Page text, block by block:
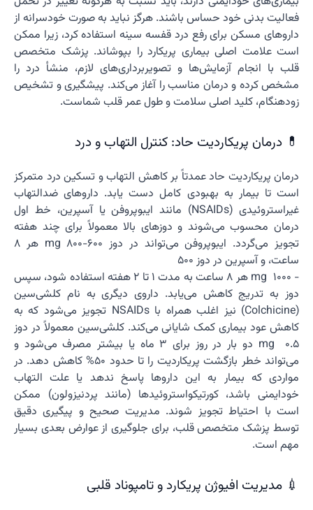
فعالیت بدنی خود حساس باشند. هرگز نباید به صورت خودسرانه از
داروهای مسکن برای رفع درد قفسه سینه استفاده کرد، زیرا ممکن
است علامت اصلی بیماری پریکارد را بپوشاند. پزشک متخصص
قلب با انجام آزمایش‌ها و تصویربرداری‌های لازم، منشأ درد را
مشخص کرده و درمان مناسب را آغاز می‌کند. پیشگیری و تشخیص
زودهنگام، کلید اصلی سلامت و طول عمر قلب شماست.
💊 درمان پریکاردیت حاد: کنترل التهاب و درد
درمان پریکاردیت حاد عمدتاً بر کاهش التهاب و تسکین درد متمرکز
است تا بیمار به بهبودی کامل دست یابد. داروهای ضدالتهاب
غیراستروئیدی (NSAIDs) مانند ایبوپروفن یا آسپرین، خط اول
درمان محسوب می‌شوند و دوزهای بالا معمولاً برای چند هفته
تجویز می‌گردد. ایبوپروفن می‌تواند در دوز 600−800 mg هر ۸
ساعت، و آسپرین در دوز 500
− 1000 mg هر ۸ ساعت به مدت ۱ تا ۲ هفته استفاده شود، سپس
دوز به تدریج کاهش می‌یابد. داروی دیگری به نام کلشی‌سین
(Colchicine) نیز اغلب همراه با NSAIDs تجویز می‌شود که به
کاهش عود بیماری کمک شایانی می‌کند. کلشی‌سین معمولاً در دوز
0.5 mg دو بار در روز برای ۳ ماه یا بیشتر مصرف می‌شود و
می‌تواند خطر بازگشت پریکاردیت را تا حدود 50% کاهش دهد. در
مواردی که بیمار به این داروها پاسخ ندهد یا علت التهاب
خودایمنی باشد، کورتیکواستروئیدها (مانند پردنیزولون) ممکن
است با احتیاط تجویز شوند. مدیریت صحیح و پیگیری دقیق
توسط پزشک متخصص قلب، برای جلوگیری از عوارض بعدی بسیار
مهم است.
💉 مدیریت افیوژن پریکارد و تامپوناد قلبی